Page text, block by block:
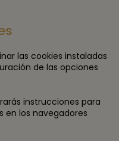
las cookies instaladas
de las opciones
instrucciones para
en los navegadores